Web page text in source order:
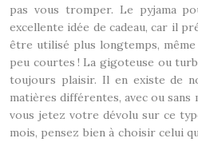
pas vous tromper. Le pyjama
excellente idée de cadeau, car il
être utilisé plus longtemps,
peu courtes ! La gigoteuse ou
toujours plaisir. Il en existe de
matières différentes, avec ou sans
vous jetez votre dévolu sur ce
mois, pensez bien à choisir celui